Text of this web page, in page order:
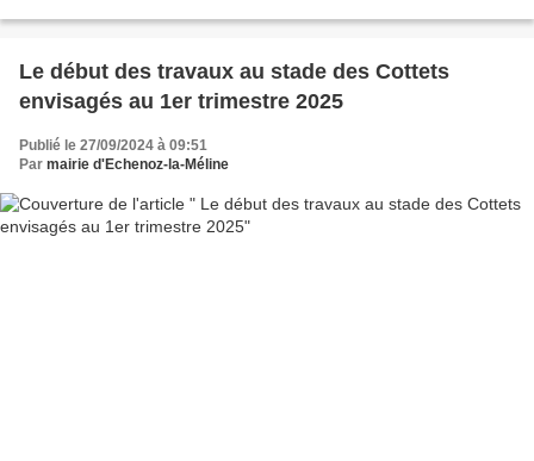
Le début des travaux au stade des Cottets
envisagés au 1er trimestre 2025
Publié le 27/09/2024 à 09:51
Par mairie d'Echenoz-la-Méline